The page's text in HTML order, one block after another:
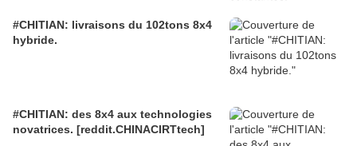
#CHITIAN: livraisons du 102tons 8x4
hybride.
#CHITIAN: des 8x4 aux technologies
novatrices. [reddit.CHINACIRTtech]